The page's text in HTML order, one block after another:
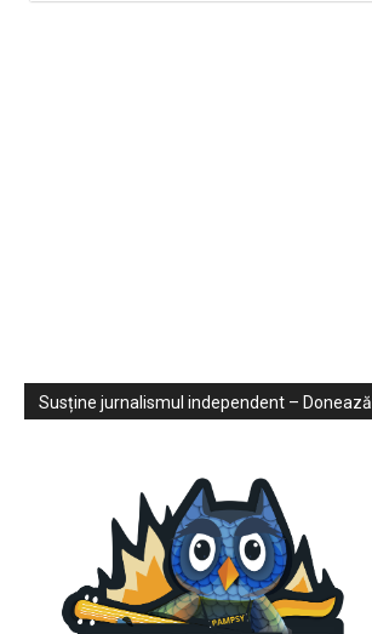
Sondaje
Video
Susține jurnalismul independent – Donează